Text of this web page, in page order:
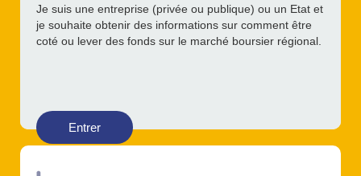
Je suis une entreprise (privée ou publique) ou un Etat et
je souhaite obtenir des informations sur comment être
coté ou lever des fonds sur le marché boursier régional.
Entrer